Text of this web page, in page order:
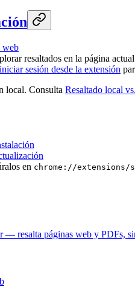
web
resaltados en la página actual
iniciar sesión desde la extensión
local. Consulta Resaltado local
en chrome://extensions/
— resalta páginas web y PDFs,